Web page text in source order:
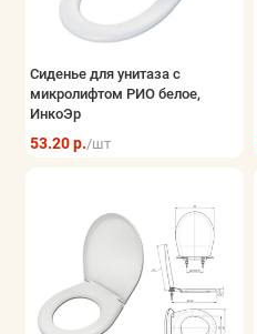
Сиденье для унитаза с
микролифтом РИО белое,
ИнкоЭр
53.20 р./шт